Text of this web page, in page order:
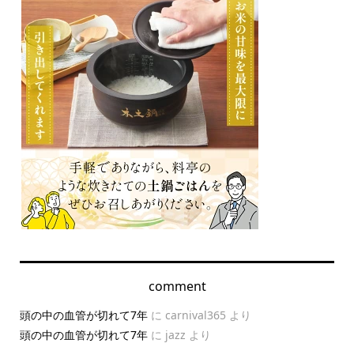
comment
頭の中の血管が切れて7年に carnival365 より
頭の中の血管が切れて7年に jazz より